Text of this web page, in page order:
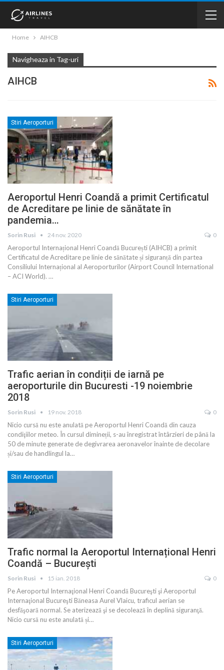
Home AIHCB
Navigheaza in Tag-uri
AIHCB
Stiri Aeroporturi
Aeroportul Henri Coandă a primit Certificatul
de Acreditare pe linie de sănătate în
pandemia…
Sorin Rusi 24 nov. 2020 0
Aeroportul Internațional Henri Coandă București (AIHCB) a primit
Certificatul de Acreditare pe linie de sănătate și siguranță din partea
Consiliului Internațional al Aeroporturilor (Airport Council International
– ACI World). …
Stiri Aeroporturi
Trafic aerian în condiții de iarnă pe
aeroporturile din Bucuresti -19 noiembrie
2018
Sorin Rusi 19 nov. 2018 0
Nicio cursă nu este anulată pe Aeroportul Henri Coandă din cauza
condiţiilor meteo. În cursul dimineții, s-au înregistrat întârzieri de până la
50 de minute generate de degivrarea aeronavelor înainte de decolare
și/sau de handlingul la…
Stiri Aeroporturi
Trafic normal la Aeroportul Internațional Henri
Coandă – București
Sorin Rusi 15 ian. 2018 0
Pe Aeroportul Internaţional Henri Coandă Bucureşti şi Aeroportul
Internaţional Bucureşti Băneasa Aurel Vlaicu, traficul aerian se
desfăşoară normal. Se aterizează şi se decolează în deplină siguranţă.
Nicio cursă nu este anulată și…
Stiri Aeroporturi